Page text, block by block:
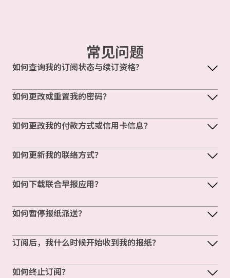
常见问题
如何查询我的订阅状态与续订资格?
如何更改或重置我的密码？
如何更改我的付款方式或信用卡信息？
如何更新我的联络方式？
如何下载联合早报应用？
如何暂停报纸派送？
订阅后，我什么时候开始收到我的报纸？
如何终止订阅？